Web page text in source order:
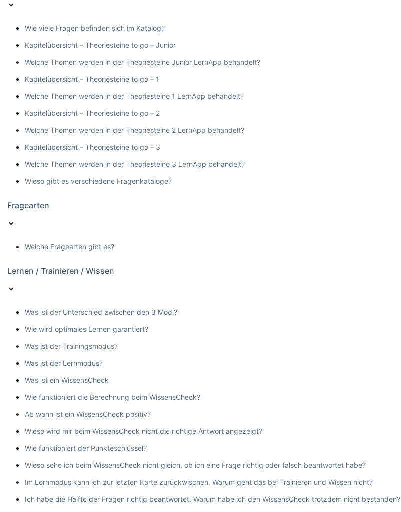
Wie viele Fragen befinden sich im Katalog?
Kapitelübersicht – Theoriesteine to go – Junior
Welche Themen werden in der Theoriesteine Junior LernApp behandelt?
Kapitelübersicht – Theoriesteine to go – 1
Welche Themen werden in der Theoriesteine 1 LernApp behandelt?
Kapitelübersicht – Theoriesteine to go – 2
Welche Themen werden in der Theoriesteine 2 LernApp behandelt?
Kapitelübersicht – Theoriesteine to go – 3
Welche Themen werden in der Theoriesteine 3 LernApp behandelt?
Wieso gibt es verschiedene Fragenkataloge?
Fragearten
Welche Fragearten gibt es?
Lernen / Trainieren / Wissen
Was ist der Unterschied zwischen den 3 Modi?
Wie wird optimales Lernen garantiert?
Was ist der Trainingsmodus?
Was ist der Lernmodus?
Was ist ein WissensCheck
Wie funktioniert die Berechnung beim WissensCheck?
Ab wann ist ein WissensCheck positiv?
Wieso wird mir beim WissensCheck nicht die richtige Antwort angezeigt?
Wie funktioniert der Punkteschlüssel?
Wieso sehe ich beim WissensCheck nicht gleich, ob ich eine Frage richtig oder falsch beantwortet habe?
Im Lernmodus kann ich zur letzten Karte zurückwischen. Warum geht das bei Trainieren und Wissen nicht?
Ich habe die Hälfte der Fragen richtig beantwortet. Warum habe ich den WissensCheck trotzdem nicht bestanden?